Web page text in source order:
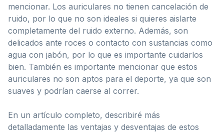
mencionar. Los auriculares no tienen cancelación de
ruido, por lo que no son ideales si quieres aislarte
completamente del ruido externo. Además, son
delicados ante roces o contacto con sustancias como
agua con jabón, por lo que es importante cuidarlos
bien. También es importante mencionar que estos
auriculares no son aptos para el deporte, ya que son
suaves y podrían caerse al correr.
En un artículo completo, describiré más
detalladamente las ventajas y desventajas de estos